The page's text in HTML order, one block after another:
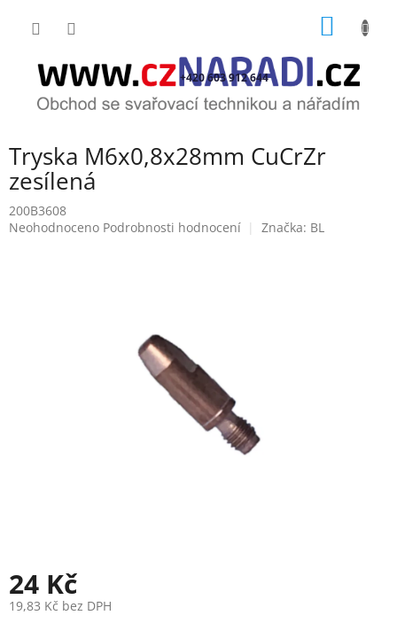
+420 603 912 644
Tryska M6x0,8x28mm CuCrZr
zesílená
200B3608
Průměrné
Neohodnoceno Podrobnosti hodnocení Značka: BL
24 Kč
19,83 Kč bez DPH